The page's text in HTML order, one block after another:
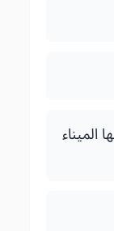
الميناء